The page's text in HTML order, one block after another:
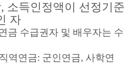
, 소득인정액이 선정기준
자
금 수급권자 및 배우자는 수
역연금: 군인연금, 사학연